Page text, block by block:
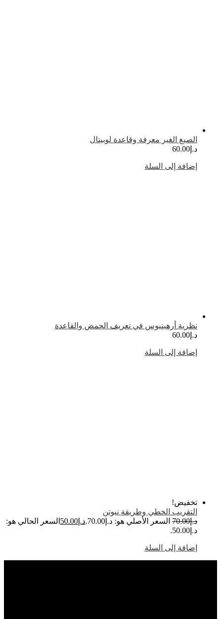
الغير معرفة وقاعدة لوبيتال
إلى السلة
أرهينيوس في تعريف الحمض والقاعدة
إلى السلة
الخطي وطريقة نيوتن
السعر الأصلي هو: د.إ70.00. د.إ50.00السعر الحالي هو:
إلى السلة